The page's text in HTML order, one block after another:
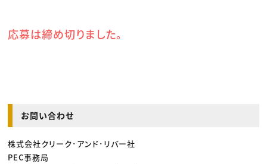
応募は締め切りました。
お問い合わせ
株式会社クリーク･アンド･リバー社
PEC事務局